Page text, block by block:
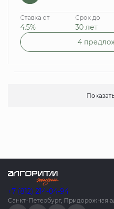
Ставка от
4.5%
Срок до
30 лет
4
+7 (812) 214-04-94
Санкт-Петербург, Придорожная